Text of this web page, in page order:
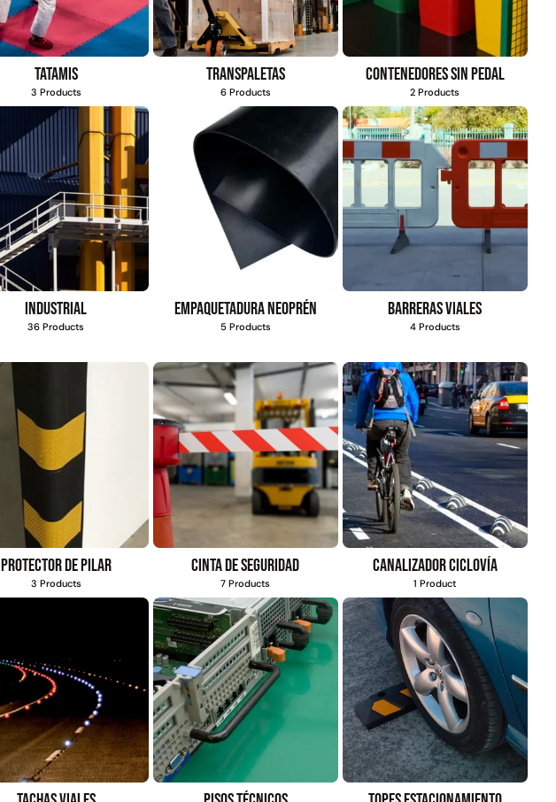
Tatamis
3 Products
Transpaletas
6 Products
Contenedores sin pedal
2 Products
Industrial
36 Products
Empaquetadura Neoprén
5 Products
Barreras viales
4 Products
Protector de pilar
3 Products
Cinta de seguridad
7 Products
Canalizador ciclovía
1 Product